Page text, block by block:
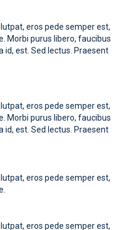
eros pede semper est,
Morbi purus libero, faucibus
id, est. Sed lectus. Praesent
eros pede semper est,
Morbi purus libero, faucibus
id, est. Sed lectus. Praesent
eros pede semper est,
eros pede semper est,